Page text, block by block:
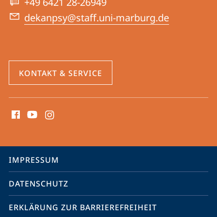
dekanpsy@staff.uni-marburg.de
KONTAKT & SERVICE
Media
Service-
Navigation
IMPRESSUM
DATENSCHUTZ
ERKLÄRUNG ZUR BARRIEREFREIHEIT